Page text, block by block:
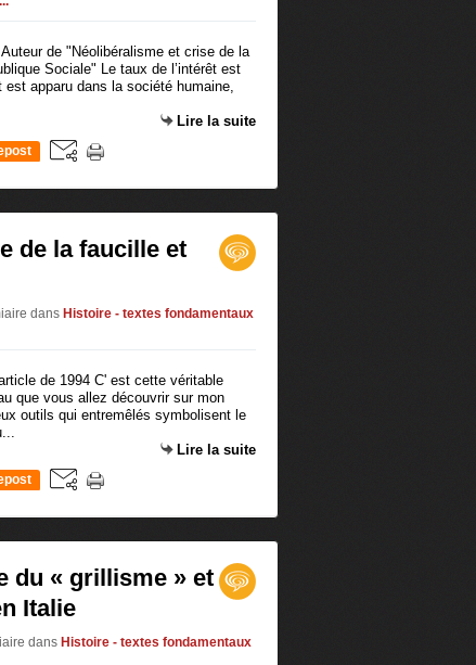
de "Néolibéralisme et crise de la
Sociale" Le taux de l’intérêt est
est apparu dans la société humaine,
Lire la suite
de la faucille et
dans Histoire - textes fondamentaux
de 1994 C' est cette véritable
que vous allez découvrir sur mon
outils qui entremêlés symbolisent le
Lire la suite
du « grillisme » et
Italie
dans Histoire - textes fondamentaux